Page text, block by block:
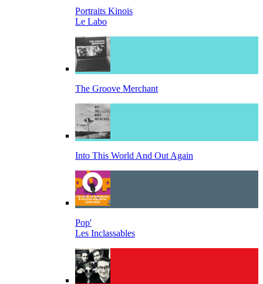
Portraits Kinois
Le Labo
The Groove Merchant
Into This World And Out Again
Pop'
Les Inclassables